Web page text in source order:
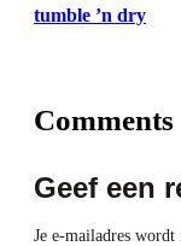
tumble ’n dry
Comments
Geef een
Je e-mailadres wordt